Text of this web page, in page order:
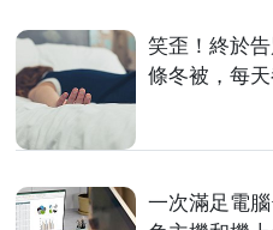
笑歪！終於
條冬被，每
一次滿足電